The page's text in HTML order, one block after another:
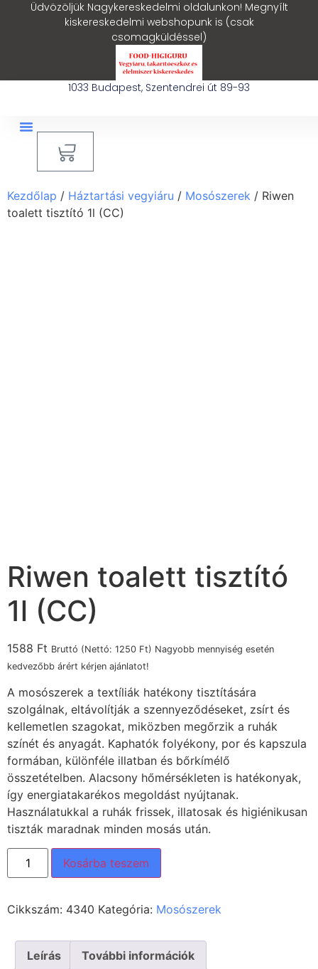
Üdvözöljük Nagykereskedelmi oldalunkon! Megnyílt
kiskereskedelmi webshopunk is (csak
csomagküldéssel)
1033 Budapest, Szentendrei út 89-93
Kezdőlap / Háztartási vegyiáru / Mosószerek / Riwen
toalett tisztító 1l (CC)
Riwen toalett tisztító
1l (CC)
1588 Ft Bruttó (Nettó: 1250 Ft) Nagyobb mennyiség esetén
kedvezőbb árért kérjen ajánlatot!
A mosószerek a textíliák hatékony tisztítására
szolgálnak, eltávolítják a szennyeződéseket, zsírt és
kellemetlen szagokat, miközben megőrzik a ruhák
színét és anyagát. Kaphatók folyékony, por és kapszula
formában, különféle illatban és bőrkímélő
összetételben. Alacsony hőmérsékleten is hatékonyak,
így energiatakarékos megoldást nyújtanak.
Használatukkal a ruhák frissek, illatosak és higiénikusan
tiszták maradnak minden mosás után.
Kosárba teszem
Cikkszám: 4340 Kategória: Mosószerek
Leírás További információk